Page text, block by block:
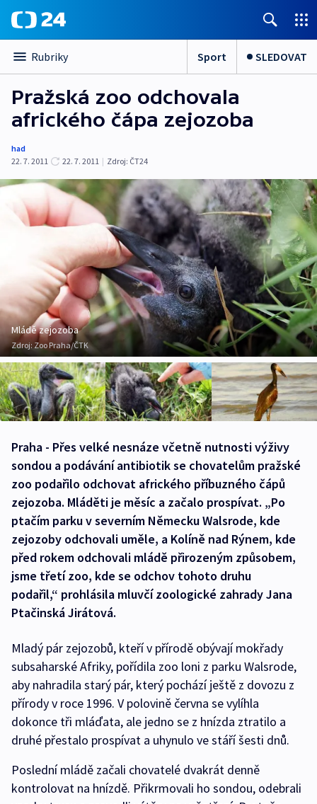
Rubriky Sport SLEDOVAT
Pražská zoo odchovala
afrického čápa zejozoba
had
22. 7. 2011
22. 7. 2011 | Zdroj: ČT24
Mládě zejozoba
Zdroj: Zoo Praha/ČTK
Praha - Přes velké nesnáze včetně nutnosti výživy
sondou a podávání antibiotik se chovatelům pražské
zoo podařilo odchovat afrického příbuzného čápů
zejozoba. Mláděti je měsíc a začalo prospívat. „Po
ptačím parku v severním Německu Walsrode, kde
zejozoby odchovali uměle, a Kolíně nad Rýnem, kde
před rokem odchovali mládě přirozeným způsobem,
jsme třetí zoo, kde se odchov tohoto druhu
podařil,“ prohlásila mluvčí zoologické zahrady Jana
Ptačinská Jirátová.
Mladý pár zejozobů, kteří v přírodě obývají mokřady
subsaharské Afriky, pořídila zoo loni z parku Walsrode,
aby nahradila starý pár, který pochází ještě z dovozu z
přírody v roce 1996. V polovině června se vylíhla
dokonce tři mláďata, ale jedno se z hnízda ztratilo a
druhé přestalo prospívat a uhynulo ve stáří šesti dnů.
Poslední mládě začali chovatelé dvakrát denně
kontrolovat na hnízdě. Přikrmovali ho sondou, odebrali